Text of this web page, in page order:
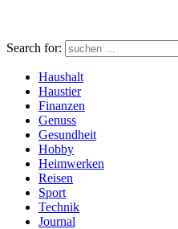
Search for:
Haushalt
Haustier
Finanzen
Genuss
Gesundheit
Hobby
Heimwerken
Reisen
Sport
Technik
Journal